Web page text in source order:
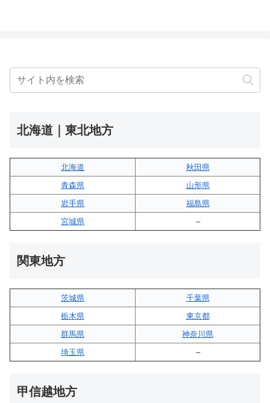
北海道｜東北地方
北海道
秋田県
青森県
山形県
岩手県
福島県
宮城県
–
関東地方
茨城県
千葉県
栃木県
東京都
群馬県
神奈川県
埼玉県
–
甲信越地方